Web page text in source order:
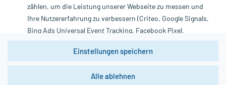
unserer Datenschutzerklärung. Für den Widerruf einer Bestellung
nutzen Sie das Formular:
Vertrag widerrufen
*Hinweise zu unseren Aktionen und Bewertungen
zählen, um die Leistung unserer Webseite zu messen und
Ihre Nutzererfahrung zu verbessern (Criteo, Google Signals,
Bing Ads Universal Event Tracking, Facebook Pixel,
Youtube-Social Plugin).
Wir weisen darauf hin, dass die
zwingend den Europäischen Anforderungen gem. EU-
Einstellungen speichern
Alle ablehnen